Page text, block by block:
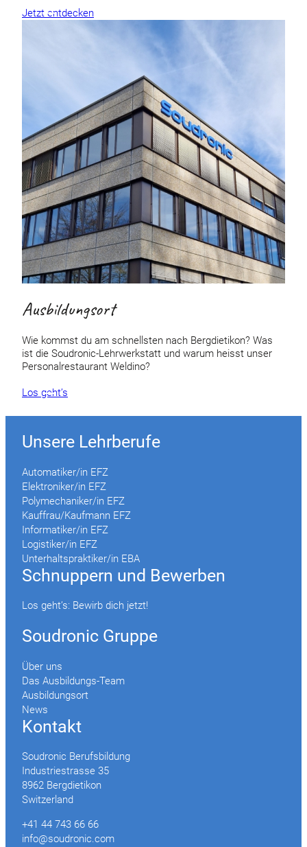
Jetzt entdecken
Ausbildungsort
Wie kommst du am schnellsten nach Bergdietikon? Was
ist die Soudronic-Lehrwerkstatt und warum heisst unser
Personalrestaurant Weldino?
Los geht’s
Unsere Lehrberufe
Automatiker/in EFZ
Elektroniker/in EFZ
Polymechaniker/in EFZ
Kauffrau/Kaufmann EFZ
Informatiker/in EFZ
Logistiker/in EFZ
Unterhaltspraktiker/in EBA
Schnuppern und Bewerben
Los geht’s: Bewirb dich jetzt!
Soudronic Gruppe
Über uns
Das Ausbildungs-Team
Ausbildungsort
News
Kontakt
Soudronic Berufsbildung
Industriestrasse 35
8962 Bergdietikon
Switzerland
+41 44 743 66 66
info@soudronic.com